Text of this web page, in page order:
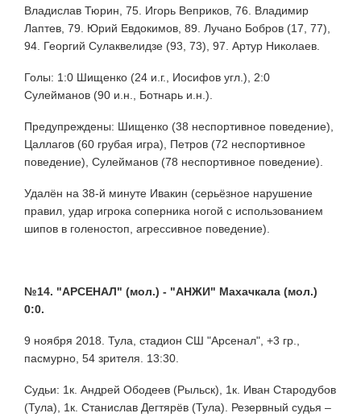
Владислав Тюрин, 75. Игорь Веприков, 76. Владимир
Лаптев, 79. Юрий Евдокимов, 89. Лучано Бобров (17, 77),
94. Георгий Сулаквелидзе (93, 73), 97. Артур Николаев.
Голы: 1:0 Шищенко (24 и.г., Иосифов угл.), 2:0
Сулейманов (90 и.н., Ботнарь и.н.).
Предупреждены: Шищенко (38 неспортивное поведение),
Цаллагов (60 грубая игра), Петров (72 неспортивное
поведение), Сулейманов (78 неспортивное поведение).
Удалён на 38-й минуте Ивакин (серьёзное нарушение
правил, удар игрока соперника ногой с использованием
шипов в голеностоп, агрессивное поведение).
№14. "АРСЕНАЛ" (мол.) - "АНЖИ" Махачкала (мол.)
0:0.
9 ноября 2018. Тула, стадион СШ "Арсенал", +3 гр.,
пасмурно, 54 зрителя. 13:30.
Судьи: 1к. Андрей Ободеев (Рыльск), 1к. Иван Стародубов
(Тула), 1к. Станислав Дегтярёв (Тула). Резервный судья –